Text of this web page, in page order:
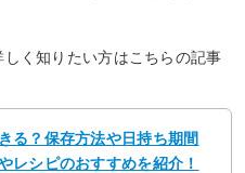
しく知りたい方はこちらの記事
る？保存方法や日持ち期間
レシピのおすすめを紹介！